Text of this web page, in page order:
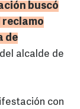
buscó
reclamo
de
alcalde de
con